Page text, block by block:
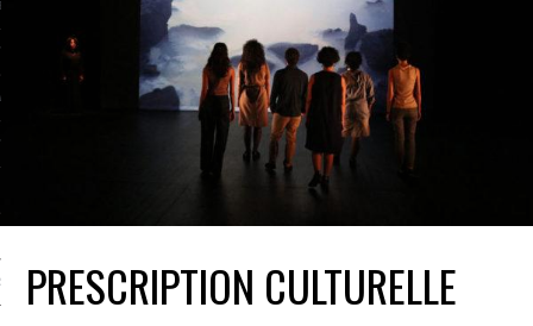
GUERRE
PRESCRIPTION CULTURELLE